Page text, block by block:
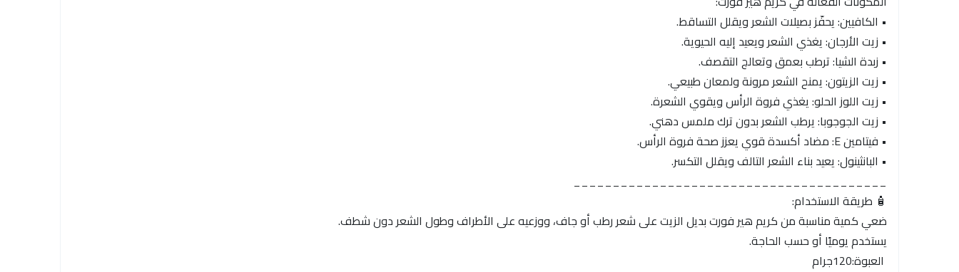
• الكافيين: يحفّز بصيلات الشعر ويقلل التساقط.
• زيت الأرجان: يغذي الشعر ويعيد إليه الحيوية.
• زبدة الشيا: ترطب بعمق وتعالج التقصف.
• زيت الزيتون: يمنح الشعر مرونة ولمعان طبيعي.
• زيت اللوز الحلو: يغذي فروة الرأس ويقوي الشعرة.
• زيت الجوجوبا: يرطب الشعر بدون ترك ملمس دهني.
• فيتامين E: مضاد أكسدة قوي يعزز صحة فروة الرأس.
• البانثينول: يعيد بناء الشعر التالف ويقلل التكسر.
________________________________________
🧴 طريقة الاستخدام:
ضعي كمية مناسبة من كريم هير فورت بديل الزيت على شعر رطب أو جاف، ووزعيه على الأطراف وطول الشعر دون شطف.
يستخدم يوميًا أو حسب الحاجة.
العبوة:120جرام